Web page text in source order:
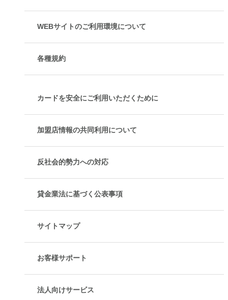
WEBサイトのご利用環境について
各種規約
カードを安全にご利用いただくために
加盟店情報の共同利用について
反社会的勢力への対応
貸金業法に基づく公表事項
サイトマップ
お客様サポート
法人向けサービス